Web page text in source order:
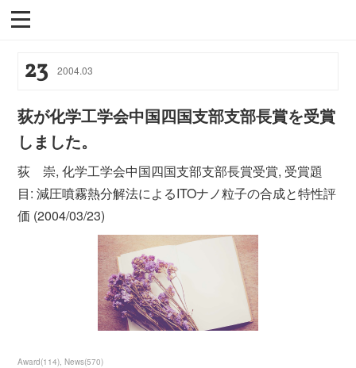
23 2004.03
荻が化学工学会中国四国支部支部長賞を受賞
しました。
荻 崇, 化学工学会中国四国支部支部長賞受賞, 受賞題
目: 減圧噴霧熱分解法によるITOナノ粒子の合成と特性評
価 (2004/03/23)
Award(114) News(570)